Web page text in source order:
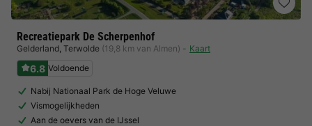
Recreatiepark De Scherpenhof
Gelderland, Terwolde (19,8 km van Almen) Kaart
6.8 Voldoende
Nabij Nationaal Park de Hoge Veluwe
Vismogelijkheden
Aan de oevers van de IJssel